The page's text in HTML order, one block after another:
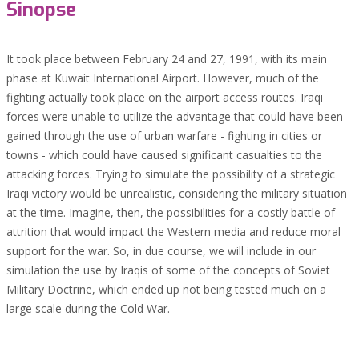
Sinopse
It took place between February 24 and 27, 1991, with its main
phase at Kuwait International Airport. However, much of the
fighting actually took place on the airport access routes. Iraqi
forces were unable to utilize the advantage that could have been
gained through the use of urban warfare - fighting in cities or
towns - which could have caused significant casualties to the
attacking forces. Trying to simulate the possibility of a strategic
Iraqi victory would be unrealistic, considering the military situation
at the time. Imagine, then, the possibilities for a costly battle of
attrition that would impact the Western media and reduce moral
support for the war. So, in due course, we will include in our
simulation the use by Iraqis of some of the concepts of Soviet
Military Doctrine, which ended up not being tested much on a
large scale during the Cold War.